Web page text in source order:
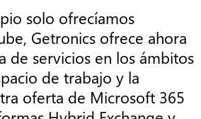
solo ofrecíamos
Getronics ofrece ahora
de servicios en los ámbitos
de trabajo y la
oferta de Microsoft 365